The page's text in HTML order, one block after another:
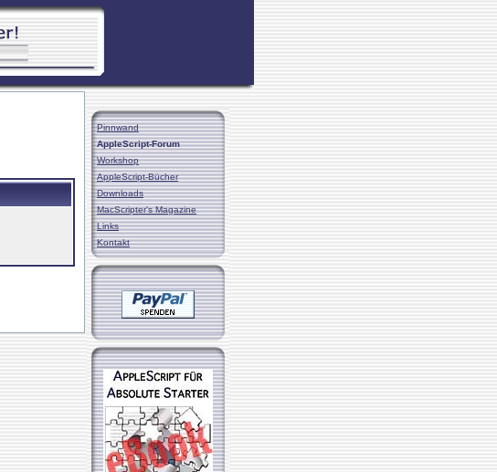
Pinnwand
AppleScript-Forum
Workshop
AppleScript-Bücher
Downloads
MacScripter's Magazine
Links
Kontakt